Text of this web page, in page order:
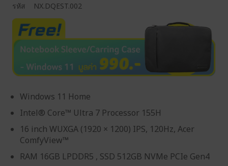
รหัส NX.DQEST.002
Windows 11 Home
Intel® Core™ Ultra 7 Processor 155H
16 inch WUXGA (1920 × 1200) IPS, 120Hz, Acer
ComfyView™
RAM 16GB LPDDR5 , SSD 512GB NVMe PCIe Gen4